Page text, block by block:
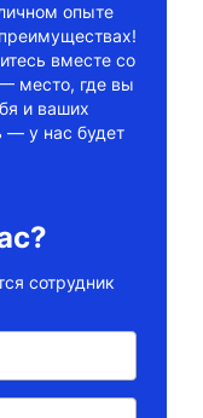
опыте
вместе со
место, где вы
и ваших
— у нас будет
сотрудник